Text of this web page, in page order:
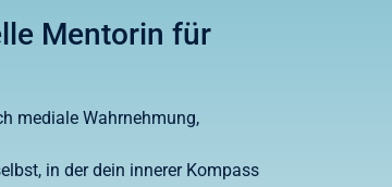
Mentorin für
mediale Wahrnehmung,
in der dein innerer Kompass